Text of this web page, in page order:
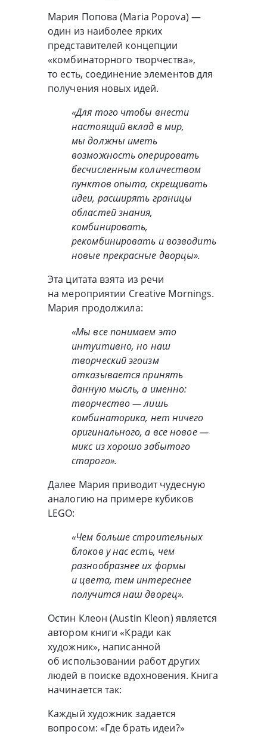
Мария Попова (Maria Popova) —
один из наиболее ярких
представителей концепции
«комбинаторного творчества»,
то есть, соединение элементов для
получения новых идей.
«Для того чтобы внести
настоящий вклад в мир,
мы должны иметь
возможность оперировать
бесчисленным количеством
пунктов опыта, скрещивать
идеи, расширять границы
областей знания,
комбинировать,
рекомбинировать и возводить
новые прекрасные дворцы».
Эта цитата взята из речи
на мероприятии Creative Mornings.
Мария продолжила:
«Мы все понимаем это
интуитивно, но наш
творческий эгоизм
отказывается принять
данную мысль, а именно:
творчество — лишь
комбинаторика, нет ничего
оригинального, а все новое —
микс из хорошо забытого
старого».
Далее Мария приводит чудесную
аналогию на примере кубиков
LEGO:
«Чем больше строительных
блоков у нас есть, чем
разнообразнее их формы
и цвета, тем интереснее
получится наш дворец».
Остин Клеон (Austin Kleon) является
автором книги «Кради как
художник», написанной
об использовании работ других
людей в поиске вдохновения. Книга
начинается так:
Каждый художник задается
вопросом: «Где брать идеи?»